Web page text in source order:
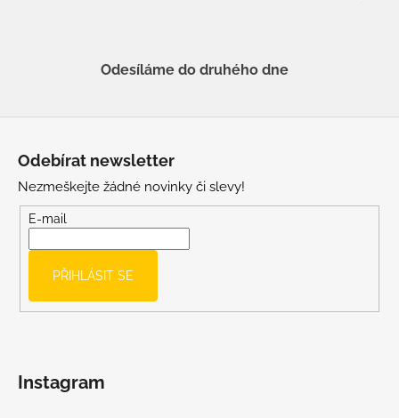
Odesíláme do druhého dne
Odebírat newsletter
Nezmeškejte žádné novinky či slevy!
E-mail
PŘIHLÁSIT SE
Instagram